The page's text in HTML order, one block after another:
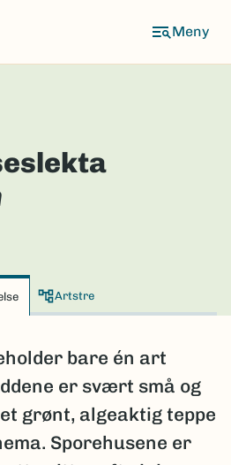
Artstre
bare én art
er svært små og
grønt, algeaktig teppe
Sporehusene er